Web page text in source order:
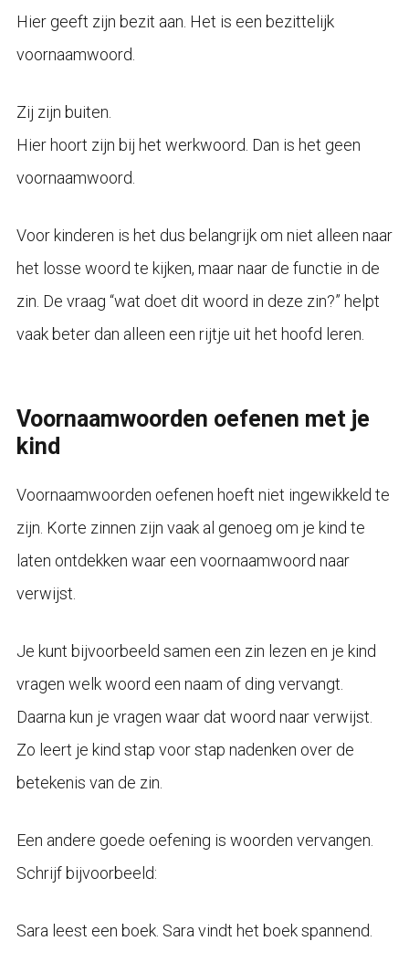
Hier geeft zijn bezit aan. Het is een bezittelijk
voornaamwoord.
Zij zijn buiten.
Hier hoort zijn bij het werkwoord. Dan is het geen
voornaamwoord.
Voor kinderen is het dus belangrijk om niet alleen naar
het losse woord te kijken, maar naar de functie in de
zin. De vraag “wat doet dit woord in deze zin?” helpt
vaak beter dan alleen een rijtje uit het hoofd leren.
Voornaamwoorden oefenen met je
kind
Voornaamwoorden oefenen hoeft niet ingewikkeld te
zijn. Korte zinnen zijn vaak al genoeg om je kind te
laten ontdekken waar een voornaamwoord naar
verwijst.
Je kunt bijvoorbeeld samen een zin lezen en je kind
vragen welk woord een naam of ding vervangt.
Daarna kun je vragen waar dat woord naar verwijst.
Zo leert je kind stap voor stap nadenken over de
betekenis van de zin.
Een andere goede oefening is woorden vervangen.
Schrijf bijvoorbeeld:
Sara leest een boek. Sara vindt het boek spannend.